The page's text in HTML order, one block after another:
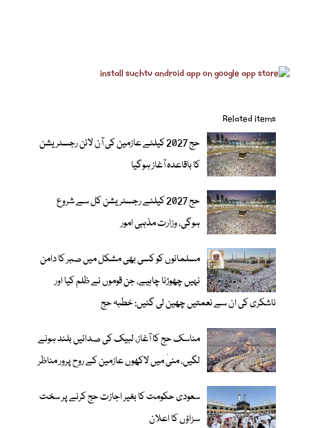
Related items
حج 2027 کیلئے عازمین کی آن لائن رجسٹریشن
کا باقاعدہ آغاز ہوگیا
حج 2027 کیلئے رجسٹریشن کل سے شروع
ہوگی، وزارت مذہبی امور
مسلمانوں کو کسی بھی مشکل میں صبر کا دامن
نہیں چھوڑنا چاہیے، جن قوموں نے ظلم کیا اور
ناشکری کی ان سے نعمتیں چھین لی گئیں: خطبہ حج
مناسک حج کا آغاز، لبیک کی صدائیں بلند ہونے
لگیں، منیٰ میں لاکھوں عازمین کے روح پرور مناظر
سعودی حکومت کا بغیر اجازت حج کرنے پر سخت
سزاؤں کا اعلان